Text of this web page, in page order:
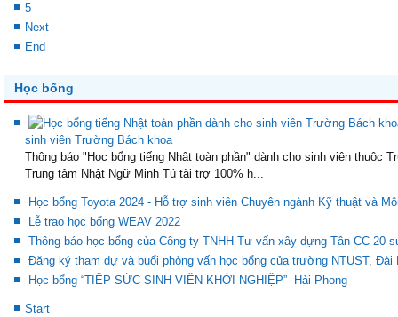
5
Next
End
Học bổng
sinh viên Trường Bách khoa
Thông báo "Học bổng tiếng Nhật toàn phần" dành cho sinh viên thuộc
Trung tâm Nhật Ngữ Minh Tú tài trợ 100% h...
Học bổng Toyota 2024 - Hỗ trợ sinh viên Chuyên ngành Kỹ thuật và
Lễ trao học bổng WEAV 2022
Thông báo học bổng của Công ty TNHH Tư vấn xây dựng Tân CC 20
Đăng ký tham dự và buổi phỏng vấn học bổng của trường NTUST, Đài
Học bổng “TIẾP SỨC SINH VIÊN KHỞI NGHIỆP”- Hải Phong
Start